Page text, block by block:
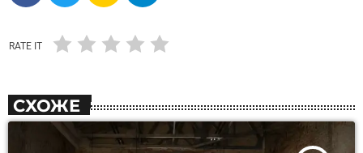
RATE IT
СХОЖЕ